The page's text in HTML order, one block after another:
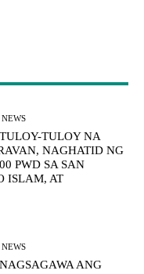
TULOY NA
NAGHATID NG
PWD SA SAN
ISLAM, AT
ANG